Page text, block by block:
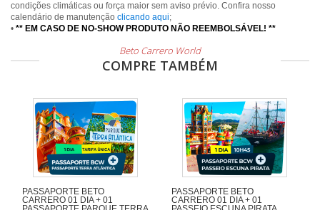
condições climáticas ou força maior sem aviso prévio. Confira nosso
calendário de manutenção clicando aqui;
• ** EM CASO DE NO-SHOW PRODUTO NÃO REEMBOLSÁVEL! **
Beto Carrero World
COMPRE TAMBÉM
PASSAPORTE BETO
CARRERO 01 DIA + 01
PASSAPORTE BETO
CARRERO 01 DIA + 01